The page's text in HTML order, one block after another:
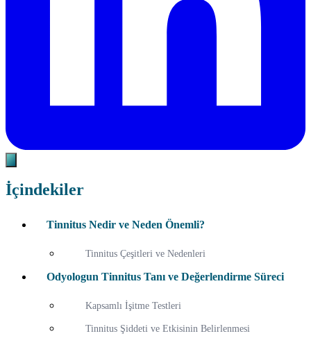
İçindekiler
Tinnitus Nedir ve Neden Önemli?
Tinnitus Çeşitleri ve Nedenleri
Odyologun Tinnitus Tanı ve Değerlendirme Süreci
Kapsamlı İşitme Testleri
Tinnitus Şiddeti ve Etkisinin Belirlenmesi